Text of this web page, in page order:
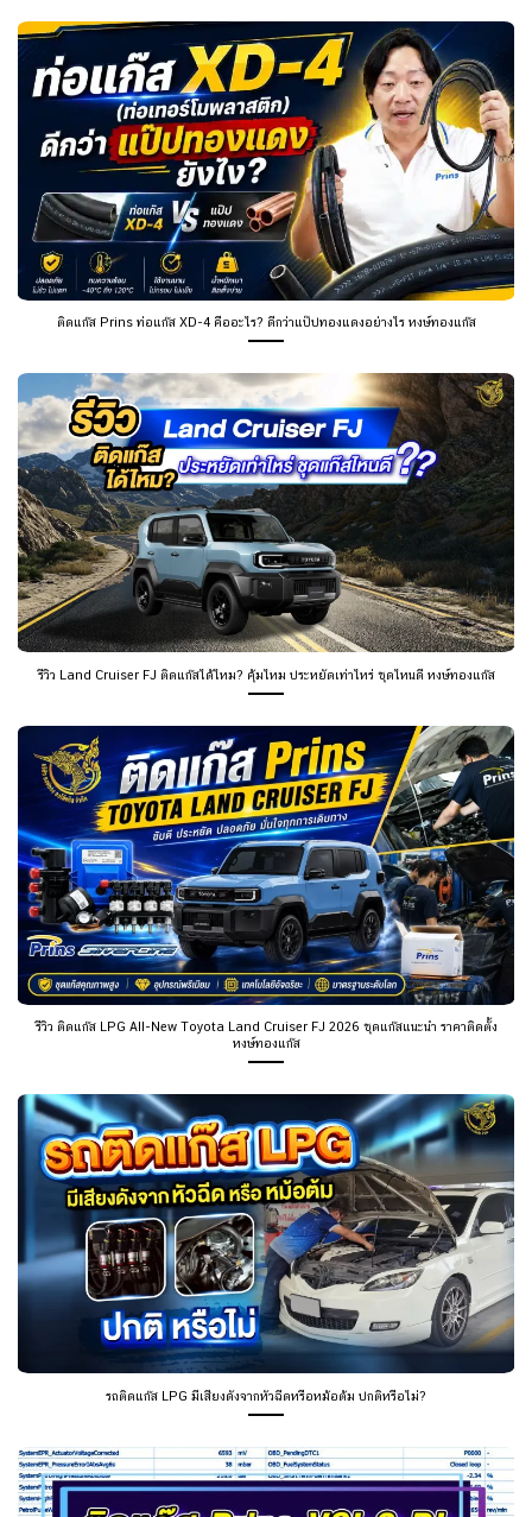
ติดแก๊ส Prins ท่อแก๊ส XD-4 คืออะไร? ดีกว่าแป๊ปทองแดงอย่างไร หงษ์ทองแก๊ส
รีวิว Land Cruiser FJ ติดแก๊สได้ไหม? คุ้มไหม ประหยัดเท่าไหร่ ชุดไหนดี หงษ์ทองแก๊ส
รีวิว ติดแก๊ส LPG All-New Toyota Land Cruiser FJ 2026 ชุดแก๊สแนะนำ ราคาติดตั้ง
หงษ์ทองแก๊ส
รถติดแก๊ส LPG มีเสียงดังจากหัวฉีดหรือหม้อต้ม ปกติหรือไม่?